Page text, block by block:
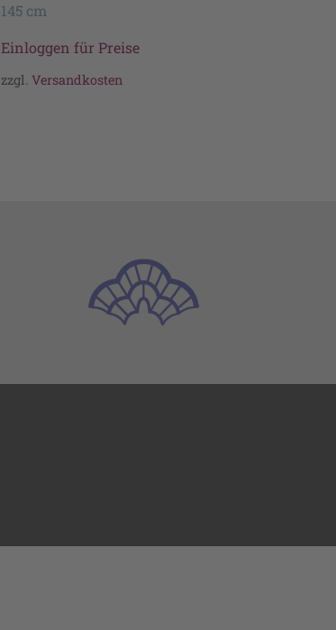
145 cm
Einloggen für Preise
zzgl. Versandkosten